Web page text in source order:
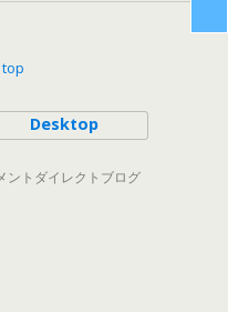
Desktop
トダイレクトブログ